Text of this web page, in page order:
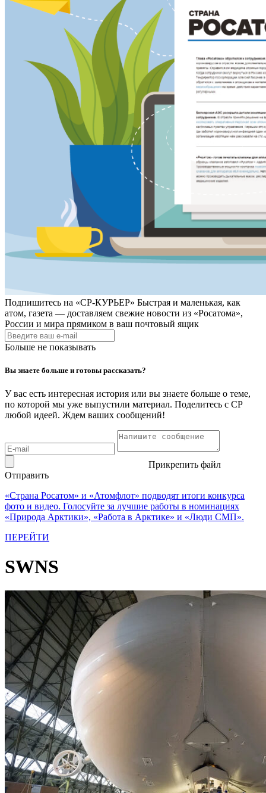
Подпишитесь на «СР-КУРЬЕР» Быстрая и маленькая, как
атом, газета — доставляем свежие новости из «Росатома»,
России и мира прямиком в ваш почтовый ящик
Больше не показывать
Вы знаете больше и готовы рассказать?
У вас есть интересная история или вы знаете больше о теме,
по которой мы уже выпустили материал. Поделитесь с СР
любой идеей. Ждем ваших сообщений!
Прикрепить файл
Отправить
«Страна Росатом» и «Атомфлот» подводят итоги конкурса
фото и видео. Голосуйте за лучшие работы в номинациях
«Природа Арктики», «Работа в Арктике» и «Люди СМП».
ПЕРЕЙТИ
SWNS